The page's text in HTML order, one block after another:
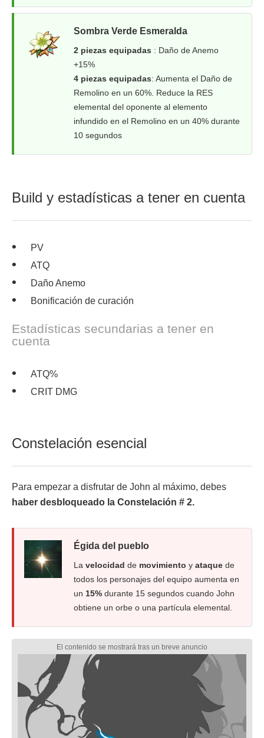
Sombra Verde Esmeralda
2 piezas equipadas : Daño de Anemo
+15%
4 piezas equipadas: Aumenta el Daño de
Remolino en un 60%. Reduce la RES
elemental del oponente al elemento
infundido en el Remolino en un 40% durante
10 segundos
Build y estadísticas a tener en cuenta
PV
ATQ
Daño Anemo
Bonificación de curación
Estadísticas secundarias a tener en
cuenta
ATQ%
CRIT DMG
Constelación esencial
Para empezar a disfrutar de John al máximo, debes
haber desbloqueado la Constelación # 2.
Égida del pueblo
La velocidad de movimiento y ataque de
todos los personajes del equipo aumenta en
un 15% durante 15 segundos cuando John
obtiene un orbe o una partícula elemental.